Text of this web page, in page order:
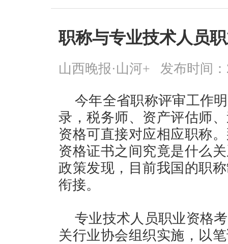
职称与专业技术人员
山西晚报·山河+ 发布时间：
今年全省职称评审工作
录，税务师、资产评估师
资格可直接对应相应职称
资格证书之间究竟是什么
政策发现，目前我国的职
衔接。
专业技术人员职业资格
关行业协会组织实施，以